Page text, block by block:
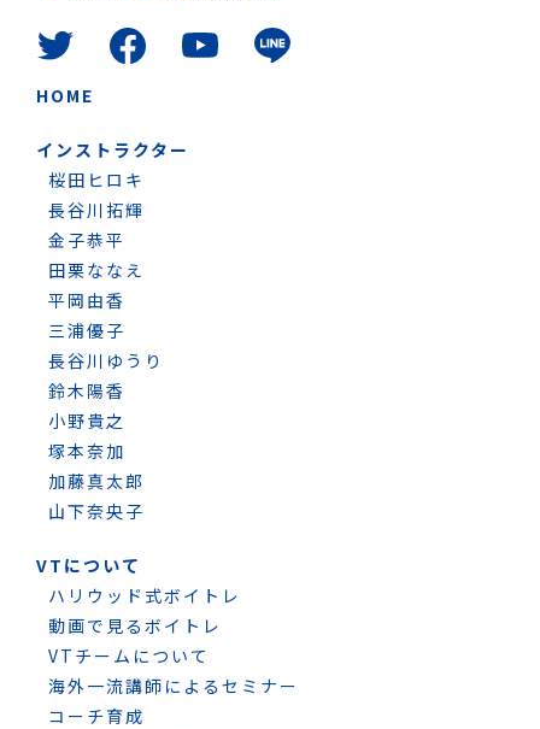
HOME
インストラクター
桜田ヒロキ
長谷川拓輝
金子恭平
田栗ななえ
平岡由香
三浦優子
長谷川ゆうり
鈴木陽香
小野貴之
塚本奈加
加藤真太郎
山下奈央子
VTについて
ハリウッド式ボイトレ
動画で見るボイトレ
VTチームについて
海外一流講師によるセミナー
コーチ育成